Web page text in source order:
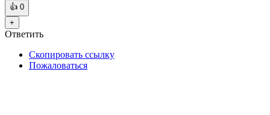
👍 0
+
Ответить
Скопировать ссылку
Пожаловаться